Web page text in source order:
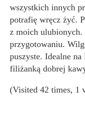
wszystkich innych
potrafię wręcz żyć.
z moich ulubionych.
przygotowaniu.
puszyste. Idealne
filiżanką dobrej
(Visited 42 times, 1